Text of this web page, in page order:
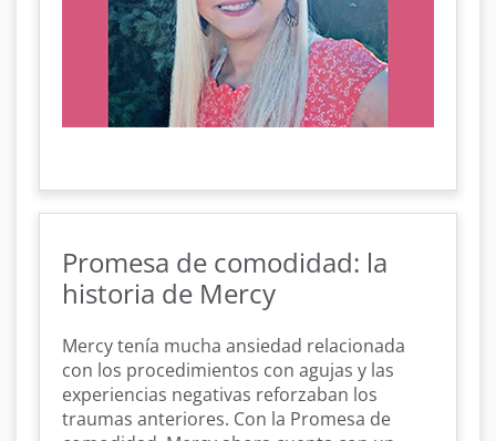
Promesa de comodidad: la
historia de Mercy
Mercy tenía mucha ansiedad relacionada
con los procedimientos con agujas y las
experiencias negativas reforzaban los
traumas anteriores. Con la Promesa de